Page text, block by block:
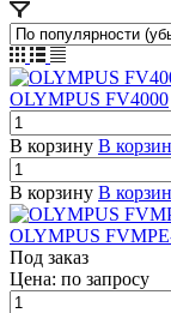
OLYMPUS FV4000
В корзину В
В корзину В
OLYMPUS
Под заказ
Цена: по запросу